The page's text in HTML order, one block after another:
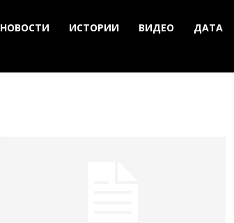
НОВОСТИ ИСТОРИИ ВИДЕО ДАТА